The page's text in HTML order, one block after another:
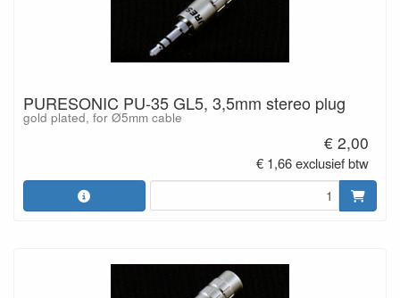
PURESONIC PU-35 GL5, 3,5mm stereo plug
gold plated, for Ø5mm cable
€ 2,00
€ 1,66 exclusief btw